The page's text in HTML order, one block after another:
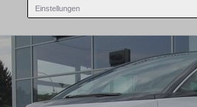
Einstellungen